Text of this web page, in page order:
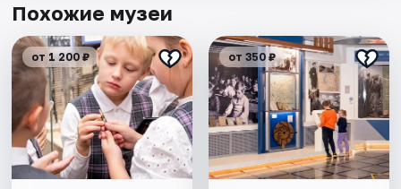
Похожие музеи
от 1 200 ₽ от 350 ₽